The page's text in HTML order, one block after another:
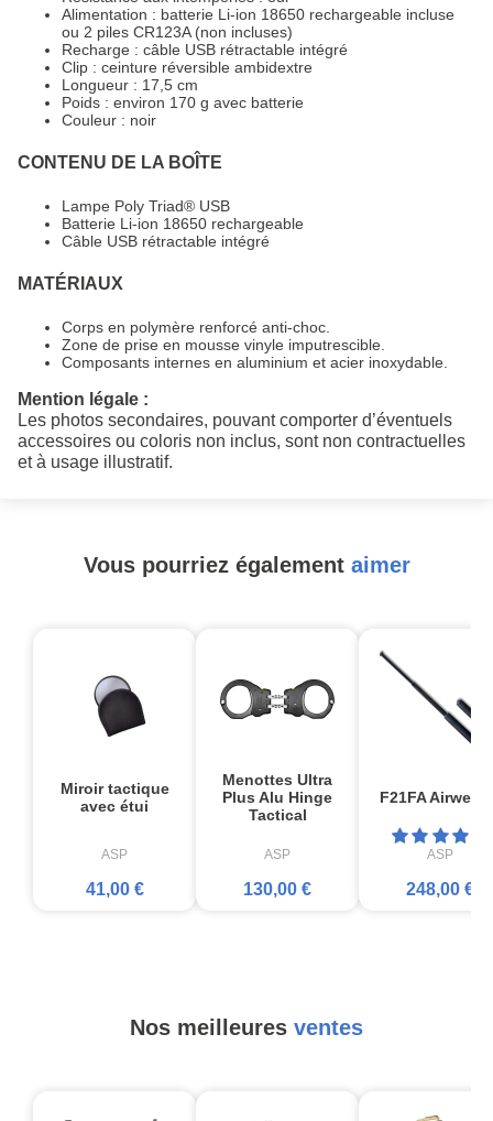
Alimentation : batterie Li-ion 18650 rechargeable incluse
ou 2 piles CR123A (non incluses)
Recharge : câble USB rétractable intégré
Clip : ceinture réversible ambidextre
Longueur : 17,5 cm
Poids : environ 170 g avec batterie
Couleur : noir
CONTENU DE LA BOÎTE
Lampe Poly Triad® USB
Batterie Li-ion 18650 rechargeable
Câble USB rétractable intégré
MATÉRIAUX
Corps en polymère renforcé anti-choc.
Zone de prise en mousse vinyle imputrescible.
Composants internes en aluminium et acier inoxydable.
Mention légale :
Les photos secondaires, pouvant comporter d’éventuels
accessoires ou coloris non inclus, sont non contractuelles
et à usage illustratif.
Vous pourriez également aimer
Miroir tactique
avec étui
ASP
41,00 €
Menottes Ultra
Plus Alu Hinge
Tactical
ASP
130,00 €
F21FA
ASP
248,00 €
Nos meilleures ventes